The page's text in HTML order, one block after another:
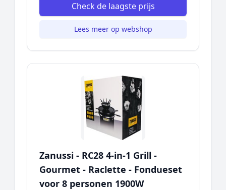
Check de laagste prijs
Lees meer op webshop
Zanussi - RC28 4-in-1 Grill -
Gourmet - Raclette - Fondueset
voor 8 personen 1900W